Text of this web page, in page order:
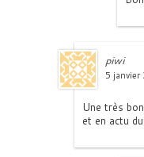
piwi
5 janvier
Une très
et en actu